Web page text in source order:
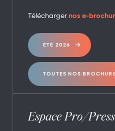
Télécharger nos e-
ÉTÉ 2026
TOUTES NOS
Espace Pro/